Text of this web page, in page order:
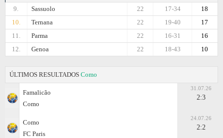
9.
Sassuolo 18
17-34
22
10.
Ternana 17
19-40
22
11.
Parma 16
16-31
22
12.
Genoa 10
18-43
22
ÚLTIMOS RESULTADOS Como
Famalicão
Como
31.07.26
2:3
Como
FC Paris
24.07.26
2:2